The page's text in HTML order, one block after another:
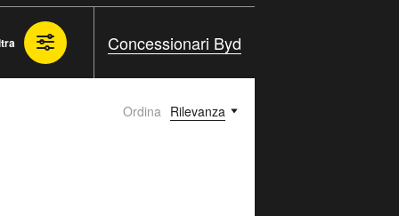
Concessionari Byd
Ordina Rilevanza